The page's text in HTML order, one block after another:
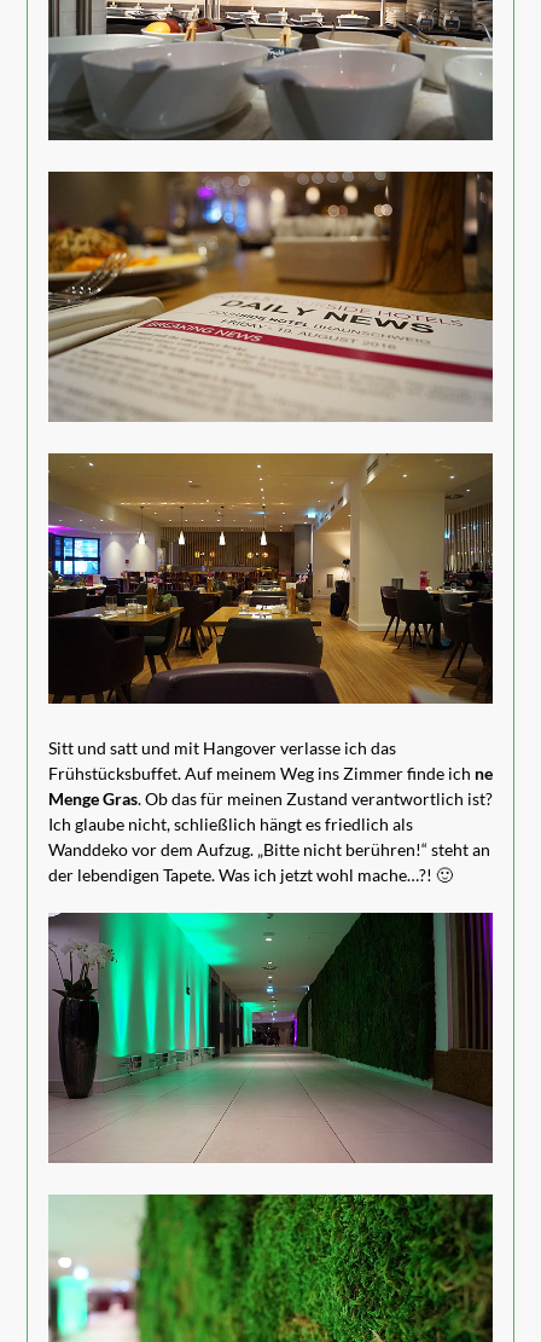
Sitt und satt und mit Hangover verlasse ich das
Frühstücksbuffet. Auf meinem Weg ins Zimmer finde ich ne
Menge Gras. Ob das für meinen Zustand verantwortlich ist?
Ich glaube nicht, schließlich hängt es friedlich als
Wanddeko vor dem Aufzug. „Bitte nicht berühren!“ steht an
der lebendigen Tapete. Was ich jetzt wohl mache…?! 🙂